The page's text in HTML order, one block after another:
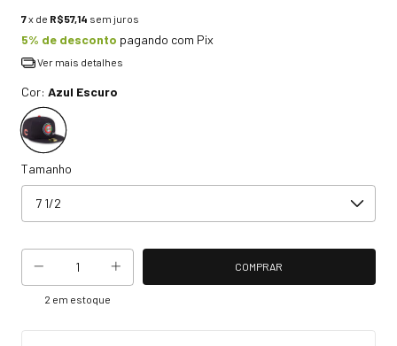
7x de R$57,14 sem juros
5% de desconto pagando com Pix
Ver mais detalhes
Cor: Azul Escuro
Tamanho
2 em estoque